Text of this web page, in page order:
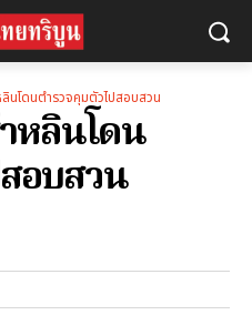
ลินโดนตำรวจคุมตัวไปสอบสวน
หลินโดน
อบสวน